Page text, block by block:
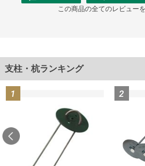
この商品の全てのレビュー
支柱・杭ランキング